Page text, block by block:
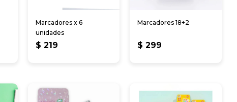
Marcadores x 6
unidades
$ 219
Marcadores 18+2
$ 299